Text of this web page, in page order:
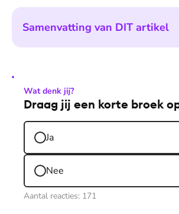
Samenvatting van DIT artikel
Wat denk jij?
Draag jij een korte broek
Ja
Nee
Aantal reacties: 171